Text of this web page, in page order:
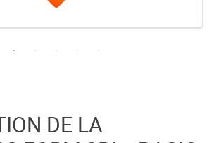
DE LA